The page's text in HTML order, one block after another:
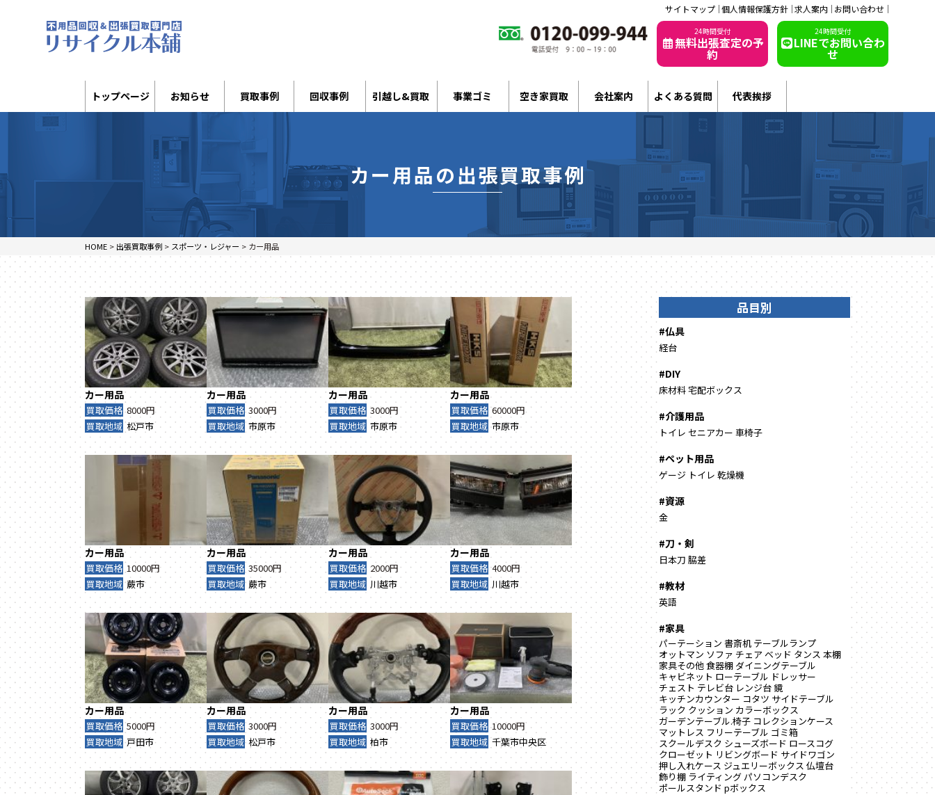
サイトマップ 個人情報保護方針 求人案内 お問い合わせ
24時間受付
無料出張査定の予
約
24時間受付
LINEでお問い合わ
せ
トップページ お知らせ 買取事例 回収事例 引越し&買取 事業ゴミ 空き家買取 会社案内 よくある質問 代表挨拶
カー用品の出張買取事例
HOME > 出張買取事例 > スポーツ・レジャー > カー用品
カー用品
買取価格 8000円
買取地域 松戸市
カー用品
買取価格 3000円
買取地域 市原市
カー用品
買取価格 3000円
買取地域 市原市
カー用品
買取価格 60000円
買取地域 市原市
カー用品
買取価格 10000円
買取地域 蕨市
カー用品
買取価格 35000円
買取地域 蕨市
カー用品
買取価格 2000円
買取地域 川越市
カー用品
買取価格 4000円
買取地域 川越市
カー用品
買取価格 5000円
買取地域 戸田市
カー用品
買取価格 3000円
買取地域 松戸市
カー用品
買取価格 3000円
買取地域 柏市
カー用品
買取価格 10000円
買取地域 千葉市中央区
品目別
#仏具
経台
#DIY
床材料宅配ボックス
#介護用品
トイレ セニアカー 車椅子
#ペット用品
ゲージ トイレ 乾燥機
#資源
金
#刀・剣
日本刀 脇差
#教材
英語
#家具
パーテーション 書斎机 テーブルランプ
オットマン ソファ チェア ベッド タンス 本棚
家具その他食器棚 ダイニングテーブル
キャビネット ローテーブル ドレッサー
チェスト テレビ台 レンジ台鏡
キッチンカウンター コタツ サイドテーブル
ラック クッション カラーボックス
ガーデンテーブル.椅子 コレクションケース
マットレス フリーテーブル ゴミ箱
スクールデスク シューズボード ロースコグ
クローゼット リビングボード サイドワゴン
押し入れケース ジュエリーボックス 仏壇台
飾り棚 ライティングパソコンデスク
ポールスタンド pボックス